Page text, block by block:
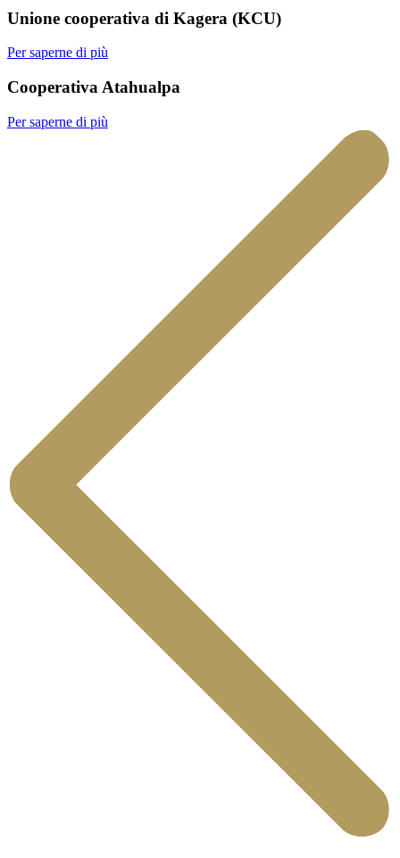
Unione cooperativa di Kagera (KCU)
Per saperne di più
Cooperativa Atahualpa
Per saperne di più